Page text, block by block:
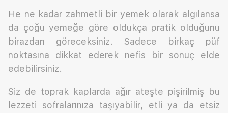
He ne kadar zahmetli bir yemek olarak algılansa
da çoğu yemeğe göre oldukça pratik olduğunu
birazdan göreceksiniz. Sadece birkaç püf
noktasına dikkat ederek nefis bir sonuç elde
edebilirsiniz.
Siz de toprak kaplarda ağır ateşte pişirilmiş bu
lezzeti sofralarınıza taşıyabilir, etli ya da etsiz